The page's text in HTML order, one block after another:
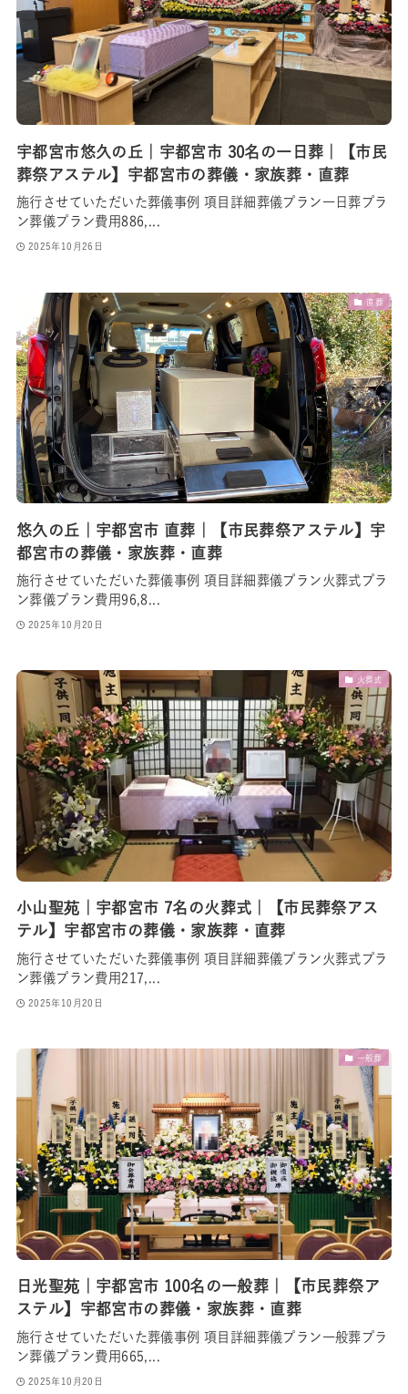
宇都宮市悠久の丘｜宇都宮市 30名の一日葬｜【市民
葬祭アステル】宇都宮市の葬儀・家族葬・直葬
施行させていただいた葬儀事例 項目詳細葬儀プラン一日葬プラ
ン葬儀プラン費用886,...
2025年10月26日
直葬
悠久の丘｜宇都宮市 直葬｜【市民葬祭アステル】宇
都宮市の葬儀・家族葬・直葬
施行させていただいた葬儀事例 項目詳細葬儀プラン火葬式プラ
ン葬儀プラン費用96,8...
2025年10月20日
火葬式
小山聖苑｜宇都宮市 7名の火葬式｜【市民葬祭アス
テル】宇都宮市の葬儀・家族葬・直葬
施行させていただいた葬儀事例 項目詳細葬儀プラン火葬式プラ
ン葬儀プラン費用217,...
2025年10月20日
一般葬
日光聖苑｜宇都宮市 100名の一般葬｜【市民葬祭ア
ステル】宇都宮市の葬儀・家族葬・直葬
施行させていただいた葬儀事例 項目詳細葬儀プラン一般葬プラ
ン葬儀プラン費用665,...
2025年10月20日